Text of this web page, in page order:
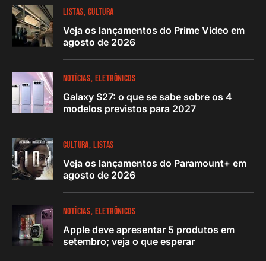
LISTAS CULTURA
Veja os lançamentos do Prime Video em
agosto de 2026
NOTÍCIAS ELETRÔNICOS
Galaxy S27: o que se sabe sobre os 4
modelos previstos para 2027
CULTURA LISTAS
Veja os lançamentos do Paramount+ em
agosto de 2026
NOTÍCIAS ELETRÔNICOS
Apple deve apresentar 5 produtos em
setembro; veja o que esperar